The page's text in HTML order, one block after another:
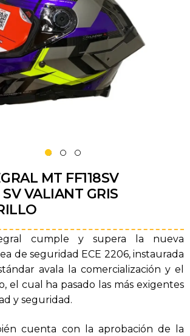
MT FF118SV
VALIANT GRIS
cumple y supera la nueva
de seguridad ECE 2206, instaurada
avala la comercialización y el
el cual ha pasado las más exigentes
y seguridad.
cuenta con la aprobación de la